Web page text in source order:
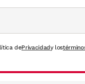
dePrivacidady los